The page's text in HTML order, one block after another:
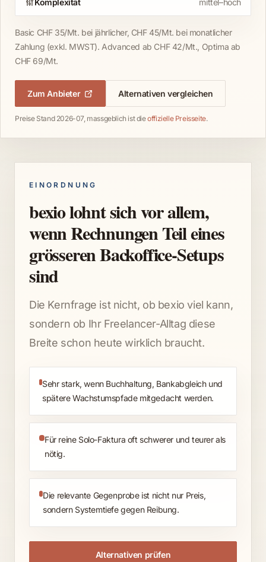
Komplexität mittel–hoch
Basic CHF 35/Mt. bei jährlicher, CHF 45/Mt. bei monatlicher
Zahlung (exkl. MWST). Advanced ab CHF 42/Mt., Optima ab
CHF 69/Mt.
Zum Anbieter Alternativen vergleichen
Preise Stand 2026-07, massgeblich ist dieoffizielle Preisseite.
EINORDNUNG
bexio lohnt sich vor allem,
wenn Rechnungen Teil eines
grösseren Backoffice-Setups
sind
Die Kernfrage ist nicht, ob bexio viel kann,
sondern ob Ihr Freelancer-Alltag diese
Breite schon heute wirklich braucht.
Sehr stark, wenn Buchhaltung, Bankabgleich und
spätere Wachstumspfade mitgedacht werden.
Für reine Solo-Faktura oft schwerer und teurer als
nötig.
Die relevante Gegenprobe ist nicht nur Preis,
sondern Systemtiefe gegen Reibung.
Alternativen prüfen